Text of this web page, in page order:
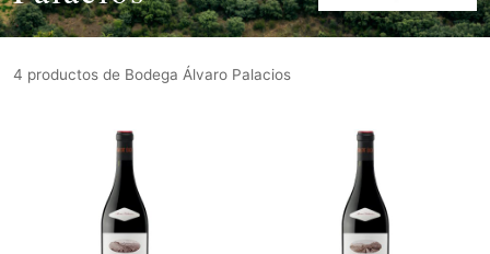
4 productos de Bodega Álvaro Palacios